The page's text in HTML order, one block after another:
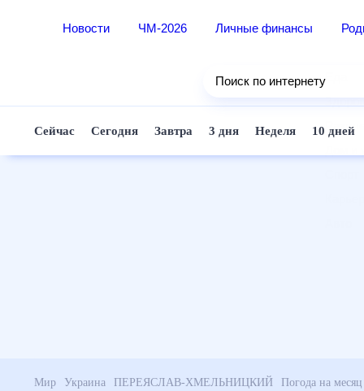
Новости ЧМ-2026 Личные финансы
Поиск по интернету
Сейчас Сегодня Завтра 3 дня Неделя 10
Мир Украина ПЕРЕЯСЛАВ-ХМЕЛЬНИЦКИЙ Погода